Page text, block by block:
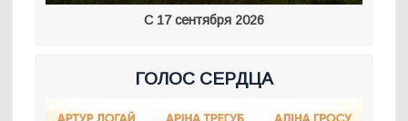
С 17 сентября 2026
ГОЛОС СЕРДЦА